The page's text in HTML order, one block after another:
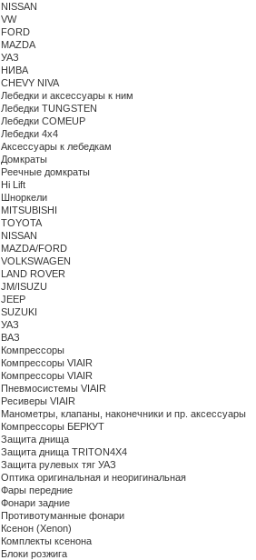
NISSAN
VW
FORD
MAZDA
УАЗ
НИВА
CHEVY NIVA
Лебедки и аксессуары к ним
Лебедки TUNGSTEN
Лебедки COMEUP
Лебедки 4x4
Аксессуары к лебедкам
Домкраты
Реечные домкраты
Hi Lift
Шноркели
MITSUBISHI
TOYOTA
NISSAN
MAZDA/FORD
VOLKSWAGEN
LAND ROVER
JM/ISUZU
JEEP
SUZUKI
УАЗ
ВАЗ
Компрессоры
Компрессоры VIAIR
Компрессоры VIAIR
Пневмосистемы VIAIR
Ресиверы VIAIR
Манометры, клапаны, наконечники и пр. аксессуары
Компрессоры БЕРКУТ
Защита днища
Защита днища TRITON4X4
Защита рулевых тяг УАЗ
Оптика оригинальная и неоригинальная
Фары передние
Фонари задние
Противотуманные фонари
Ксенон (Xenon)
Комплекты ксенона
Блоки розжига